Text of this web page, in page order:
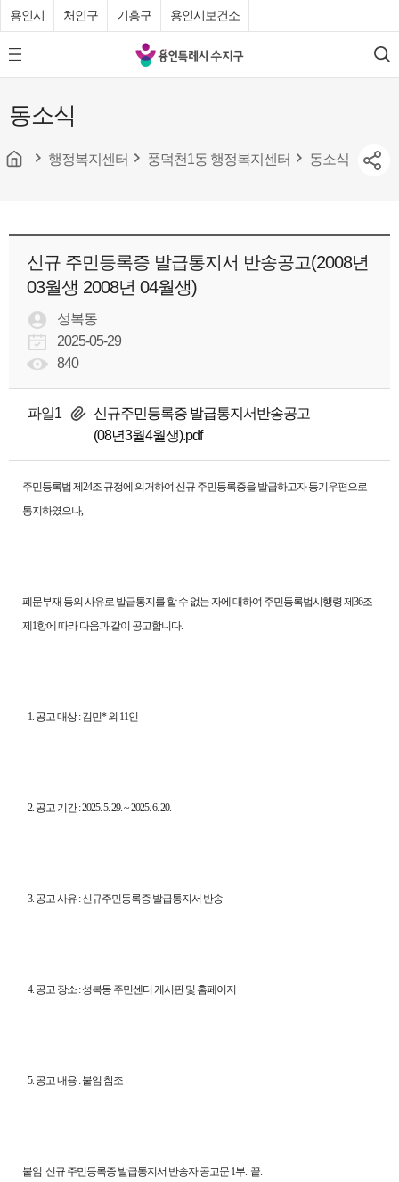
용인시 처인구 기흥구 용인시보건소
모
바
메
뉴
튼
용
인
수
청
검
색
동소식
행정복지센터 풍덕천1동 행정복지센터 동소식
신규 주민등록증 발급통지서 반송공고(2008년
03월생 2008년 04월생)
성복동
2025-05-29
840
파일1
신규주민등록증 발급통지서반송공고
(08년3월4월생).pdf
주민등록법 제24조 규정에 의거하여 신규 주민등록증을 발급하고자 등기우편으로
통지하였으나,
폐문부재 등의 사유로 발급통지를 할 수 없는 자에 대하여 주민등록법시행령 제36조
제1항에 따라 다음과 같이 공고합니다.
1. 공고 대상 : 김민* 외 11인
2. 공고 기간 : 2025. 5. 29. ~ 2025. 6. 20.
3. 공고 사유 : 신규주민등록증 발급통지서 반송
4. 공고 장소 : 성복동 주민센터 게시판 및 홈페이지
5. 공고 내용 : 붙임 참조
붙임 신규 주민등록증 발급통지서 반송자 공고문 1부. 끝.